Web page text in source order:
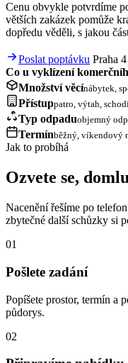
Cenu obvykle potvrdíme
větších zakázek pomůže
dopředu věděli, s jakou
Poslat poptávku Praha
Co u vyklízení
Množství věcínábytek,
Přístuppatro, výtah,
Typ odpaduobjemný
Termínběžný, víkendový
Jak to probíhá
Ozvete se,
Nacenění řešíme po
zbytečné další schůzky si
01
Pošlete zadání
Popíšete prostor, termín a
půdorys.
02